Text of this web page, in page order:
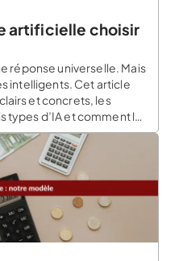
artificielle choisir
réponse universelle. Mais
intelligents. Cet article
et concrets, les
d’IA et comment les
entreprise
L’IA générative : votre
L’IA […]